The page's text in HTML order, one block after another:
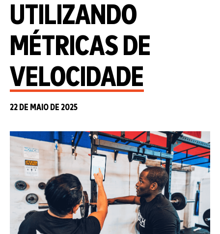
UTILIZANDO
MÉTRICAS DE
VELOCIDADE
22 DE MAIO DE 2025